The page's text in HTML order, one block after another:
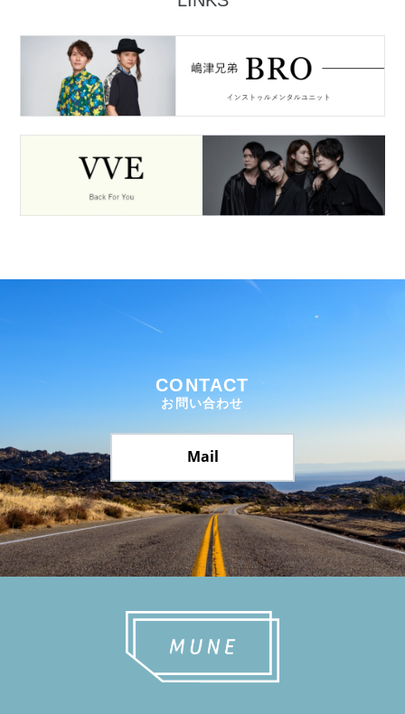
CONTACT
お問い合わせ
Mail